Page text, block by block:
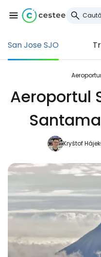
San Jose SJO
Aeroportul
Kryštof Hájek
Cestee
... comunitatea